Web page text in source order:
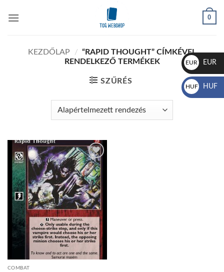
0
KEZDŐLAP / “RAPID THOUGHT” CÍMKÉVEL
RENDELKEZŐ TERMÉKEK
SZŰRÉS
Add to
wishlist
COMBAT
EUR
€
EUR
HUF
Ft
HUF